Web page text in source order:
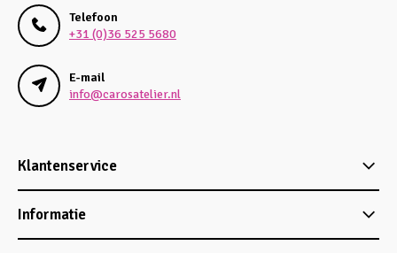
Telefoon
+31 (0)36 525 5680
E-mail
info@carosatelier.nl
Klantenservice
Informatie